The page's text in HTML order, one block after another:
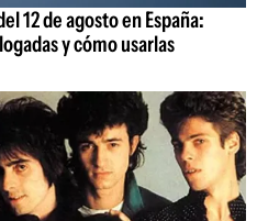
12 de agosto en España:
y cómo usarlas